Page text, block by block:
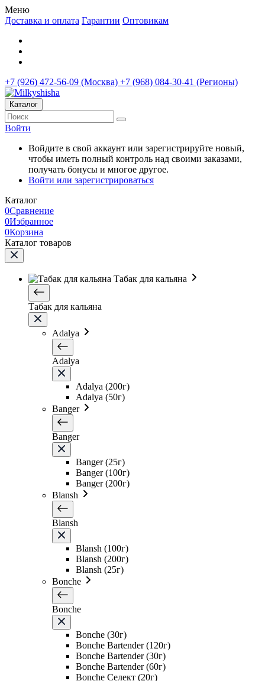
Меню
Доставка и оплата Гарантии Оптовикам
+7 (926) 472-56-09 (Москва) +7 (968) 084-30-41 (Регионы)
Каталог
Войти
Войдите в свой аккаунт или зарегистрируйте новый,
чтобы иметь полный контроль над своими заказами,
получать бонусы и многое другое.
Войти или зарегистрироваться
Каталог
0Сравнение
0Избранное
0Корзина
Каталог товаров
Табак для кальяна
Табак для кальяна
Adalya
Adalya
Adalya (200г)
Adalya (50г)
Banger
Banger
Banger (25г)
Banger (100г)
Banger (200г)
Blansh
Blansh
Blansh (100г)
Blansh (200г)
Blansh (25г)
Bonche
Bonche
Bonche (30г)
Bonche Bartender (120г)
Bonche Bartender (30г)
Bonche Bartender (60г)
Bonche Селект (20г)